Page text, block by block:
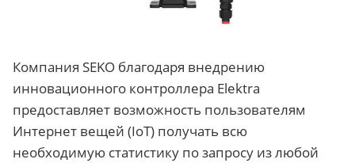
Компания SEKO благодаря внедрению
инновационного контроллера Elektra
предоставляет возможность пользователям
Интернет вещей (IoT) получать всю
необходимую статистику по запросу из любой